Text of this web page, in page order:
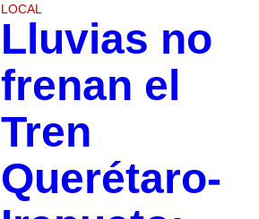
LOCAL
Lluvias no
frenan el
Tren
Querétaro-